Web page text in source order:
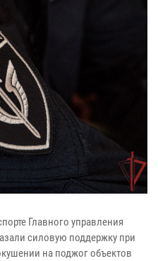
Главного управления
силовую поддержку при
на поджог объектов